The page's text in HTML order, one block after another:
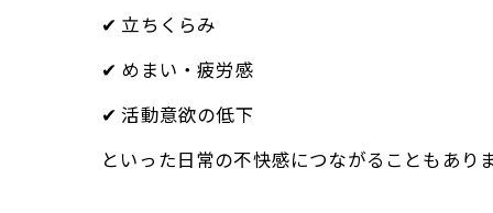
✔ 立ちくらみ
✔ めまい・疲労感
✔ 活動意欲の低下
といった日常の不快感につながることもありま